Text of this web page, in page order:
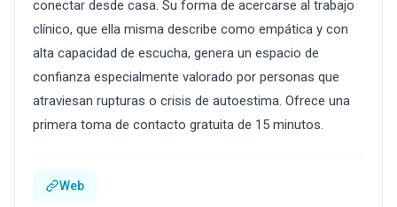
conectar desde casa. Su forma de acercarse al trabajo
clínico, que ella misma describe como empática y con
alta capacidad de escucha, genera un espacio de
confianza especialmente valorado por personas que
atraviesan rupturas o crisis de autoestima. Ofrece una
primera toma de contacto gratuita de 15 minutos.
Web